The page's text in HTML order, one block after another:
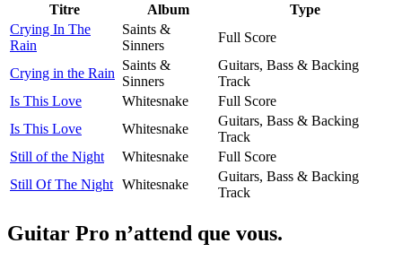
Titre Album
Type
Crying In The
Rain
Saints &
Sinners
Full Score
Crying in the Rain
Saints &
Sinners
Guitars, Bass & Backing
Track
Is This Love
Whitesnake
Full Score
Is This Love
Whitesnake
Guitars, Bass & Backing
Track
Still of the Night
Whitesnake
Full Score
Still Of The Night Whitesnake
Guitars, Bass & Backing
Track
Guitar Pro n’attend que vous.